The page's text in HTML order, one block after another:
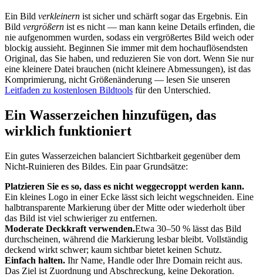
Ein Bild verkleinern ist sicher und schärft sogar das Ergebnis. Ein
Bild vergrößern ist es nicht — man kann keine Details erfinden, die
nie aufgenommen wurden, sodass ein vergrößertes Bild weich oder
blockig aussieht. Beginnen Sie immer mit dem hochauflösendsten
Original, das Sie haben, und reduzieren Sie von dort. Wenn Sie nur
eine kleinere Datei brauchen (nicht kleinere Abmessungen), ist das
Komprimierung, nicht Größenänderung — lesen Sie unseren
Leitfaden zu kostenlosen Bildtools für den Unterschied.
Ein Wasserzeichen hinzufügen, das
wirklich funktioniert
Ein gutes Wasserzeichen balanciert Sichtbarkeit gegenüber dem
Nicht-Ruinieren des Bildes. Ein paar Grundsätze:
Platzieren Sie es so, dass es nicht weggecroppt werden kann.
Ein kleines Logo in einer Ecke lässt sich leicht wegschneiden. Eine
halbtransparente Markierung über der Mitte oder wiederholt über
das Bild ist viel schwieriger zu entfernen.
Moderate Deckkraft verwenden.Etwa 30–50 % lässt das Bild
durchscheinen, während die Markierung lesbar bleibt. Vollständig
deckend wirkt schwer; kaum sichtbar bietet keinen Schutz.
Einfach halten. Ihr Name, Handle oder Ihre Domain reicht aus.
Das Ziel ist Zuordnung und Abschreckung, keine Dekoration.